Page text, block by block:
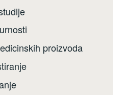
proizvoda